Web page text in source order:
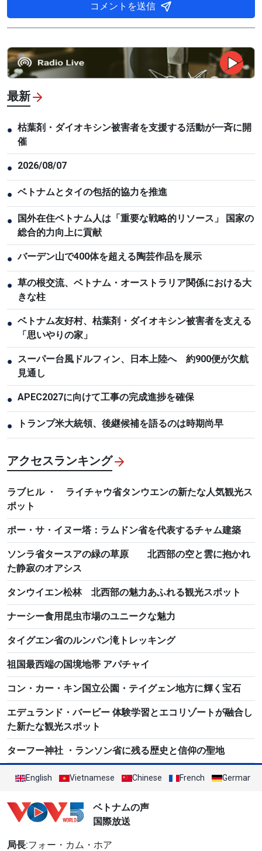
コメントを送信
最新
● 枯葉剤・ダイオキシン被害者を支援する活動が一斉に開
催
● 2026/08/07
● ベトナムとタイの包括的協力を推進
●
国外在住ベトナム人は「重要な戦略的リソース」 国家の
総合的力向上に貢献
● バーデン山で400体を超える陶芸作品を展示
● 草の根交流、ベトナム・オーストラリア関係における大
きな柱
● ベトナム友好村、枯葉剤・ダイオキシン被害者を支える
「思いやりの家」
● スーパー台風ドルフィン、日本上陸へ 約900便が欠航
見通し
● APEC2027に向けて工事の完成進捗を確保
● トランプ米大統領、後継候補を語るのは時期尚早
アクセスランキング
ラブヒル ・ ライチャウ省タンウエンの新たな人気観光ス
ポット
ポー・サ・イヌー塔：ラムドン省を代表するチャム建築
ソンラ省タースアの緑の草原 北西部の空と雲に抱かれ
た静寂のオアシス
タンウイエン松林 北西部の魅力あふれる観光スポット
ナーシー食用昆虫市場のユニークな魅力
タイグエン省のルンパン滝トレッキング
祖国最西端の国境地帯 アパチャイ
コン・カー・キン国立公園・テイグェン地方に輝く宝石
エデュランド・バービー 体験学習とエコリゾートが融合し
た新たな観光スポット
ターフー神社 ・ランソン省に残る歴史と信仰の聖地
English Vietnamese Chinese French German
ベトナムの声
国際放送
局長:フォー・カム・ホア